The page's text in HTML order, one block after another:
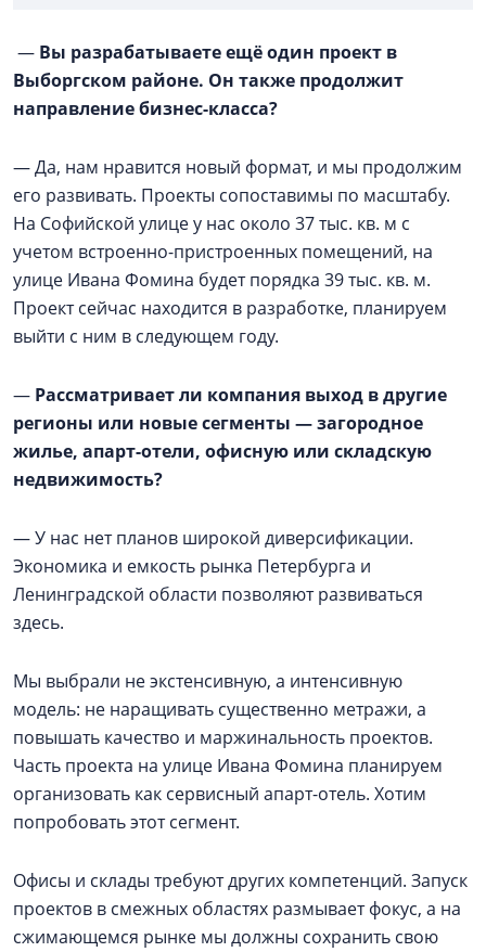
— Вы разрабатываете ещё один проект в
Выборгском районе. Он также продолжит
направление бизнес-класса?
— Да, нам нравится новый формат, и мы продолжим
его развивать. Проекты сопоставимы по масштабу.
На Софийской улице у нас около 37 тыс. кв. м с
учетом встроенно-пристроенных помещений, на
улице Ивана Фомина будет порядка 39 тыс. кв. м.
Проект сейчас находится в разработке, планируем
выйти с ним в следующем году.
— Рассматривает ли компания выход в другие
регионы или новые сегменты — загородное
жилье, апарт-отели, офисную или складскую
недвижимость?
— У нас нет планов широкой диверсификации.
Экономика и емкость рынка Петербурга и
Ленинградской области позволяют развиваться
здесь.
Мы выбрали не экстенсивную, а интенсивную
модель: не наращивать существенно метражи, а
повышать качество и маржинальность проектов.
Часть проекта на улице Ивана Фомина планируем
организовать как сервисный апарт-отель. Хотим
попробовать этот сегмент.
Офисы и склады требуют других компетенций. Запуск
проектов в смежных областях размывает фокус, а на
сжимающемся рынке мы должны сохранить свою